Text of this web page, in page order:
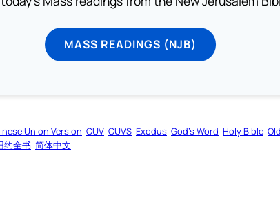
MASS READINGS (NJB)
Union Version CUV CUVS Exodus God’s Word Holy Bible
约全书 简体中文